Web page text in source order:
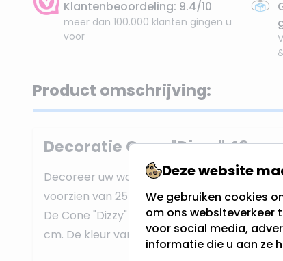
Klantenbeoordeling: 9.4/10
meer dan 100.000 klanten gingen u
voor
Product omschrijving:
Decoratie Cone "Dizzy" 40cm
Decoreer uw woonkamer mett deze
voorzien van 25 lichtpuntjes en is geschikt
De Cone "Dizzy" heeft een hoogte van
cm. De kleur van het metaal is koper.
Deze website
We gebruiken cookies
om ons websiteverkeer
voor social media,
informatie die u aan ze